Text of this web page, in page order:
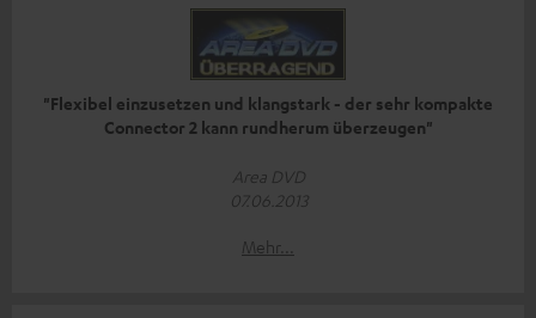
"Flexibel einzusetzen und klangstark - der sehr kompakte
Connector 2 kann rundherum überzeugen"
Area DVD
07.06.2013
Mehr...